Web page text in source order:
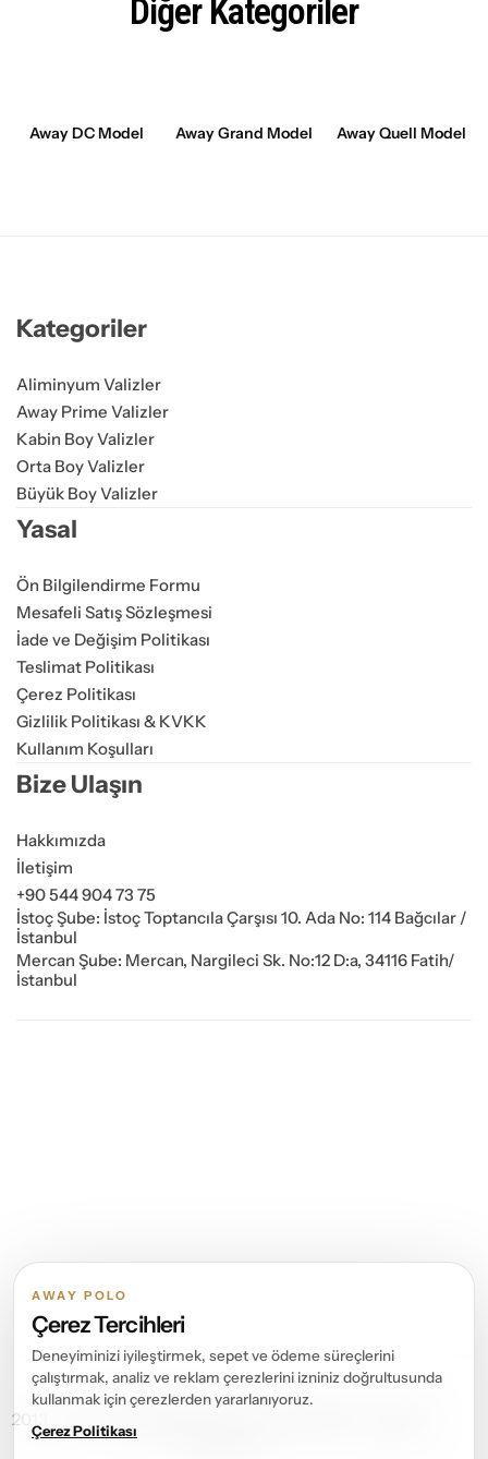
Diğer Kategoriler
Away DC Model Away Grand Model Away Quell Model
Kategoriler
Aliminyum Valizler
Away Prime Valizler
Kabin Boy Valizler
Orta Boy Valizler
Büyük Boy Valizler
Yasal
Ön Bilgilendirme Formu
Mesafeli Satış Sözleşmesi
İade ve Değişim Politikası
Teslimat Politikası
Çerez Politikası
Gizlilik Politikası & KVKK
Kullanım Koşulları
Bize Ulaşın
Hakkımızda
İletişim
+90 544 904 73 75
İstoç Şube: İstoç Toptancıla Çarşısı 10. Ada No: 114 Bağcılar /
İstanbul
Mercan Şube: Mercan, Nargileci Sk. No:12 D:a, 34116 Fatih/
İstanbul
2013 – 2026 ©
AWAY POLO
Çerez Tercihleri
Deneyiminizi iyileştirmek, sepet ve ödeme süreçlerini
çalıştırmak, analiz ve reklam çerezlerini izniniz doğrultusunda
kullanmak için çerezlerden yararlanıyoruz.
Çerez Politikası